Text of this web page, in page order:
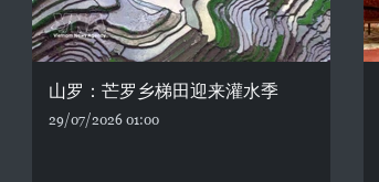
山罗：芒罗乡梯田迎来灌水季
29/07/2026 01:00